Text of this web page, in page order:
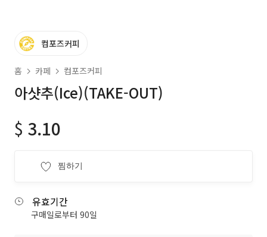
컴포즈커피
홈 카페 컴포즈커피
아샷추(Ice)(TAKE-OUT)
$ 3.10
찜하기
유효기간
구매일로부터 90일